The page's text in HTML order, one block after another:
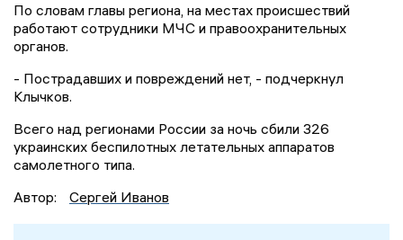
По словам главы региона, на местах происшествий
работают сотрудники МЧС и правоохранительных
органов.
- Пострадавших и повреждений нет, - подчеркнул
Клычков.
Всего над регионами России за ночь сбили 326
украинских беспилотных летательных аппаратов
самолетного типа.
Автор:
Сергей Иванов